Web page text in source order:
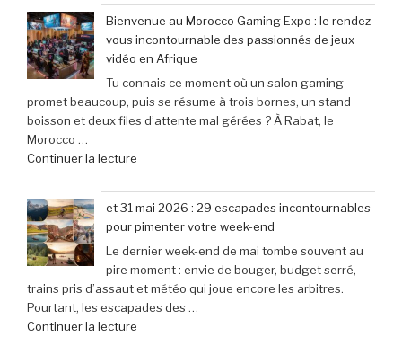
compteurs
de
joueurs
connectés,
trois
ans
après
exceptionnelle
:
Le
clavier
Corsair
K70
Pro
79,99
€
(-25% »
Bienvenue au Morocco Gaming Expo : le rendez-
vous incontournable des passionnés de jeux
vidéo en Afrique
Tu connais ce moment où un salon gaming
promet beaucoup, puis se résume à trois bornes, un stand
boisson et deux files d’attente mal gérées ? À Rabat, le
Morocco …
Continuer la lecture
au
Morocco
Gaming
Expo
:
le
rendez-
et 31 mai 2026 : 29 escapades incontournables
pour pimenter votre week-end
Le dernier week-end de mai tombe souvent au
pire moment : envie de bouger, budget serré,
trains pris d’assaut et météo qui joue encore les arbitres.
Pourtant, les escapades des …
Continuer la lecture